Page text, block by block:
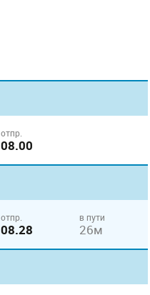
отпр.
08.00
отпр.
08.28
в пути
26м